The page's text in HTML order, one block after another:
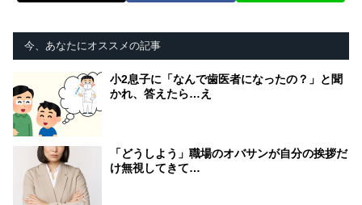
今、あなたにオススメの記事
小2息子に「なんで歯医者になったの？」と聞
かれ、答えたら…え
「どうしよう」職場のオバサンが自分の挨拶だ
け無視してきて…